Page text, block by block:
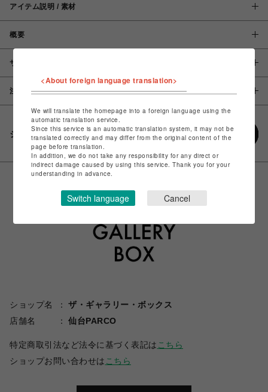
アイテム説明 / 素材
概要
サイズ
注意事項
シェアする
ショップ名
ザ・ギャラリー・ボックス
店舗名
仙台PARCO
特定商取引法など法令に基づく表記は こちら
ショップお問い合わせは こちら
<About foreign language translation>
We will translate the homepage into a foreign language using the
automatic translation service.
Since this service is an automatic translation system, it may not be
translated correctly and may differ from the original content of the
page before translation.
In addition, we do not take any responsibility for any direct or
indirect damage caused by using this service. Thank you for your
understanding in advance.
Switch language Cancel